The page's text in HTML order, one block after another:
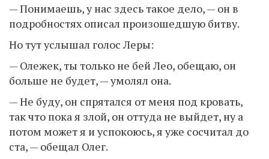
— Понимаешь, у нас здесь такое дело, — он в
подробностях описал произошедшую битву.
Но тут услышал голос Леры:
— Олежек, ты только не бей Лео, обещаю, он
больше не будет, — умолял она.
— Не буду, он спрятался от меня под кровать,
так что пока я злой, он оттуда не выйдет, ну а
потом может я и успокоюсь, я уже сосчитал до
ста, — обещал Олег.